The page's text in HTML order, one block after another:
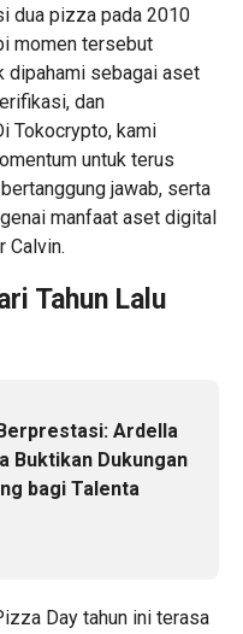
dua pizza pada 2010
momen tersebut
dipahami sebagai aset
dan
Tokocrypto, kami
untuk terus
jawab, serta
manfaat aset digital
Calvin.
Tahun Lalu
Ardella
Buktikan Dukungan
bagi Talenta
Day tahun ini terasa